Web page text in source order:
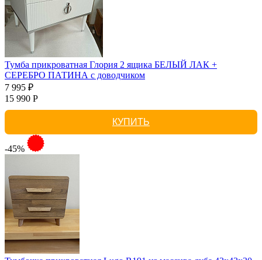
Тумба прикроватная Глория 2 ящика БЕЛЫЙ ЛАК +
СЕРЕБРО ПАТИНА с доводчиком
7 995 ₽
15 990 Р
КУПИТЬ
-45%